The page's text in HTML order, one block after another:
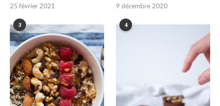
25 février 2021 9 décembre 2020
3 4